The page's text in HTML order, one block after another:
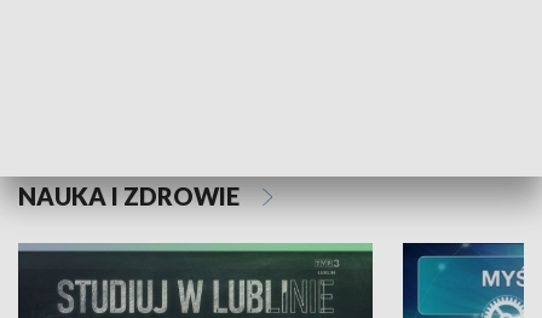
NAUKA I ZDROWIE